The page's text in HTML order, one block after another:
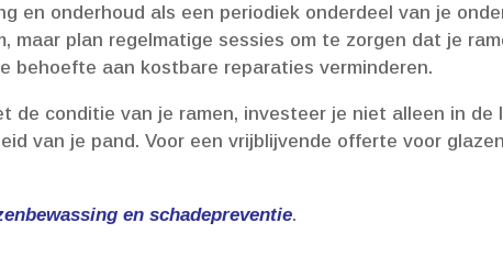
en onderhoud als een periodiek onderdeel van je
maar plan regelmatige sessies om te zorgen dat je
behoefte aan kostbare reparaties verminderen.​
de conditie van je ramen, investeer je niet alleen in de
van je pand.​ Voor een vrijblijvende offerte voor
en schadepreventie.​